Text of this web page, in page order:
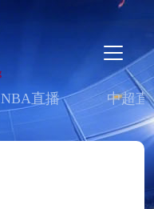
NBA直播 中超直